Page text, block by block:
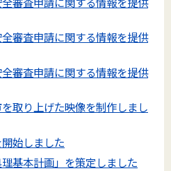
審査申請に関する情報を提供
審査申請に関する情報を提供
取り上げた映像を制作しまし
始しました
理基本計画」を策定しました